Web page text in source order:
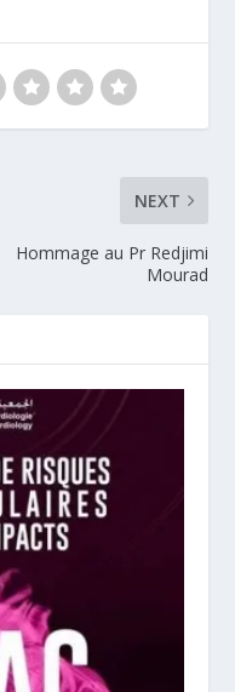
NEXT
Hommage au Pr Redjimi
Mourad